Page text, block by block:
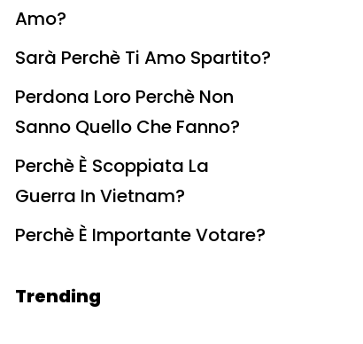
Amo?
Sarà Perchè Ti Amo Spartito?
Perdona Loro Perchè Non
Sanno Quello Che Fanno?
Perchè È Scoppiata La
Guerra In Vietnam?
Perchè È Importante Votare?
Trending